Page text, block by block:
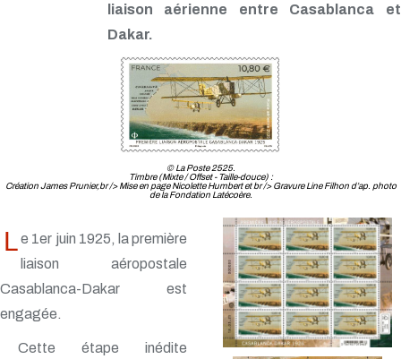
liaison aérienne entre Casablanca et
Dakar.
© La Poste 2525.
Timbre (Mixte / Offset - Taille-douce) :
Création James Prunier,br /> Mise en page Nicolette Humbert et br /> Gravure Line Filhon d’ap. photo
de la Fondation Latécoère.
Le 1er juin 1925, la première
liaison aéropostale
Casablanca-Dakar est
engagée.
Cette étape inédite